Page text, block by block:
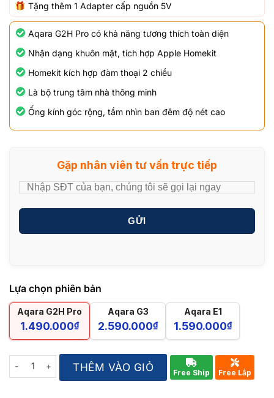
Tặng thêm 1 Adapter cấp nguồn 5V
Aqara G2H Pro có khả năng tương thích toàn diện
Nhận dạng khuôn mặt, tích hợp Apple Homekit
Homekit kích hợp đàm thoại 2 chiều
Là bộ trung tâm nhà thông minh
Ống kính góc rộng, tầm nhìn ban đêm độ nét cao
Gặp nhân viên tư vấn trực tiếp
GỬI
Lựa chọn phiên bản
Aqara G2H Pro
1.490.000₫
Aqara G3
2.590.000₫
Aqara E1
1.590.000₫
Quantity THÊM VÀO GIỎ Free Ship Free Lắp